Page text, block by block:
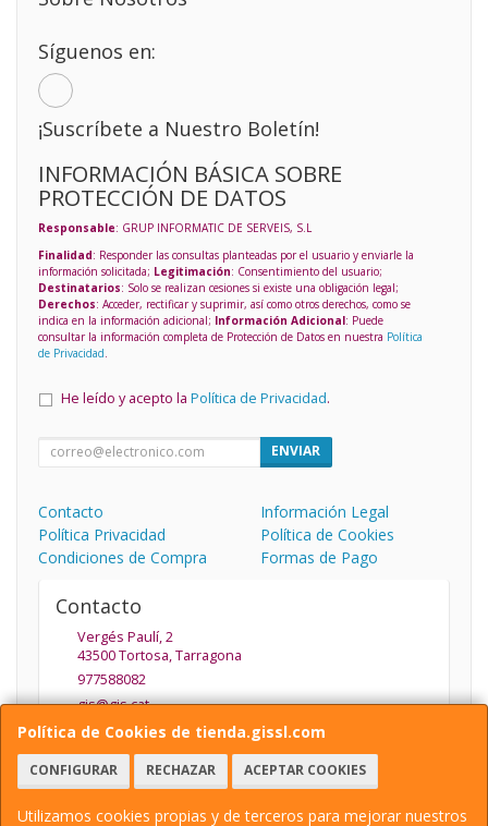
Política de Cookies de tienda.gissl.com
CONFIGURAR RECHAZAR ACEPTAR COOKIES
Utilizamos cookies propias y de terceros para mejorar nuestros
Síguenos en:
¡Suscríbete a Nuestro Boletín!
INFORMACIÓN BÁSICA SOBRE
PROTECCIÓN DE DATOS
Responsable: GRUP INFORMATIC DE SERVEIS, S.L
Finalidad: Responder las consultas planteadas por el usuario y enviarle la
información solicitada; Legitimación: Consentimiento del usuario;
Destinatarios: Solo se realizan cesiones si existe una obligación legal;
Derechos: Acceder, rectificar y suprimir, así como otros derechos, como se
indica en la información adicional; Información Adicional: Puede
consultar la información completa de Protección de Datos en nuestra Política
de Privacidad
He leído y acepto la Política de Privacidad.
ENVIAR
Contacto
Información Legal
Política Privacidad
Política de Cookies
Condiciones de Compra
Formas de Pago
Contacto
Vergés Paulí, 2
43500Tortosa,Tarragona
977588082
gis@gis.cat
Horario
De Lunes a Viernes de 9.30 a 13.30 y de 15:30 a 19:30